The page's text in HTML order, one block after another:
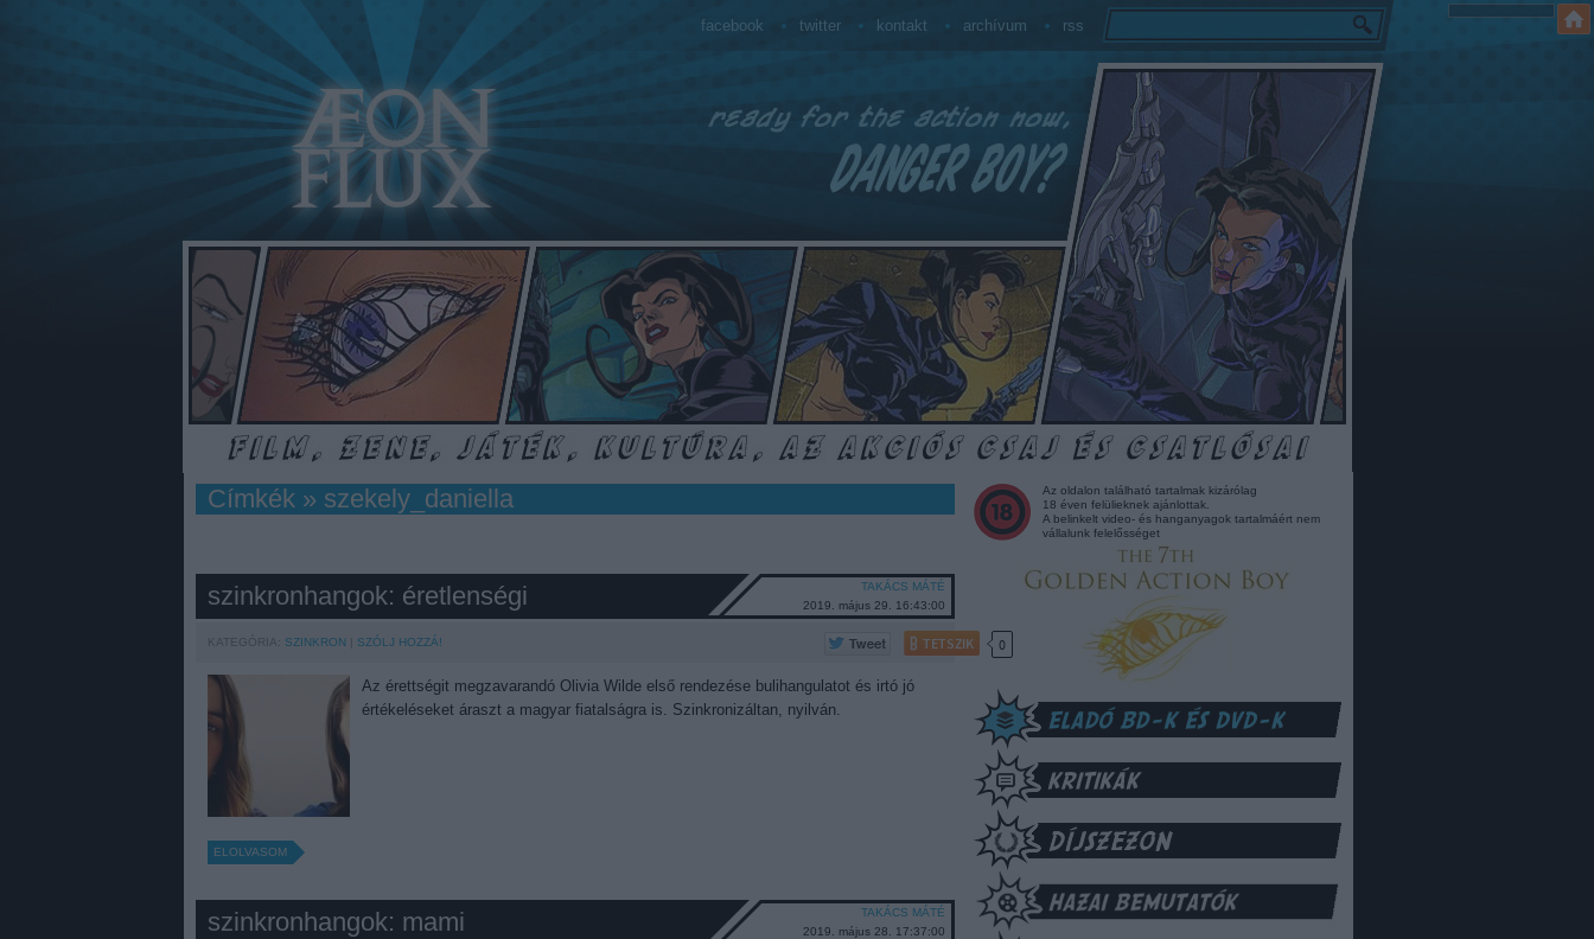
facebook twitter kontakt archívum rss
Címkék» szekely_daniella
szinkronhangok: éretlenségi
TAKÁCS MÁTÉ
2019. május 29. 16:43:00
KATEGÓRIA: SZINKRON SZÓLJ HOZZÁ! TETSZIK 0
Az érettségit megzavarandó Olivia Wilde első rendezése bulihangulatot és irtó jó
értékeléseket áraszt a magyar fiatalságra is. Szinkronizáltan, nyilván.
ELOLVASOM
szinkronhangok: mami
TAKÁCS MÁTÉ
2019. május 28. 17:37:00
Az oldalon található tartalmak kizárólag
18 éven felülieknek ajánlottak.
A belinkelt video- és hanganyagok tartalmáért nem
vállalunk felelősséget